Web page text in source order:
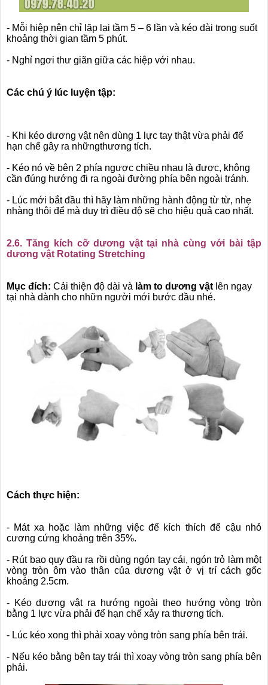
- Mỗi hiệp nên chỉ lặp lại tầm 5 – 6 lần và kéo dài trong suốt
khoảng thời gian tầm 5 phút.
- Nghỉ ngơi thư giãn giữa các hiệp với nhau.
Các chú ý lúc luyện tập:
- Khi kéo dương vật nên dùng 1 lực tay thật vừa phải để
hạn chế gây ra nhữngthương tích.
- Kéo nó về bên 2 phía ngược chiều nhau là được, không
cần đúng hướng đi ra ngoài đường phía bên ngoài tránh.
- Lúc mới bắt đầu thì hãy làm những hành động từ từ, nhẹ
nhàng thôi để mà duy trì điều độ sẽ cho hiệu quả cao nhất.
2.6. Tăng kích cỡ dương vật tại nhà cùng với bài tập
dương vật Rotating Stretching
Mục đích: Cải thiện độ dài và làm to dương vật lên ngay
tại nhà dành cho nhữn người mới bước đầu nhé.
Cách thực hiện:
- Mát xa hoặc làm những việc để kích thích để cậu nhỏ
cương cứng khoảng trên 35%.
- Rút bao quy đầu ra rồi dùng ngón tay cái, ngón trỏ làm một
vòng tròn ôm vào thân của dương vật ở vị trí cách gốc
khoảng 2.5cm.
- Kéo dương vật ra hướng ngoài theo hướng vòng tròn
bằng 1 lực vừa phải để hạn chế xảy ra thương tích.
- Lúc kéo xong thì phải xoay vòng tròn sang phía bên trái.
- Nếu kéo bằng bên tay trái thì xoay vòng tròn sang phía bên
phải.